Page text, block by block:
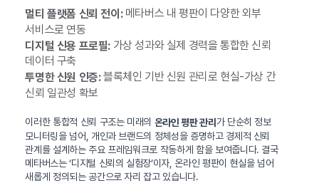
멀티 플랫폼 신뢰 전이:메타버스 내 평판이 다양한 외부
서비스로 연동
디지털 신용 프로필:가상 성과와 실제 경력을 통합한 신뢰
데이터 구축
투명한 신원 인증:블록체인 기반 신원 관리로 현실-가상 간
신뢰 일관성 확보
이러한 통합적 신뢰 구조는 미래의 온라인 평판 관리가 단순히 정보
모니터링을 넘어, 개인과 브랜드의 정체성을 증명하고 경제적 신뢰
관계를 설계하는 주요 프레임워크로 작동하게 함을 보여줍니다. 결국
메타버스는 ‘디지털 신뢰의 실험장’이자, 온라인 평판이 현실을 넘어
새롭게 정의되는 공간으로 자리 잡고 있습니다.